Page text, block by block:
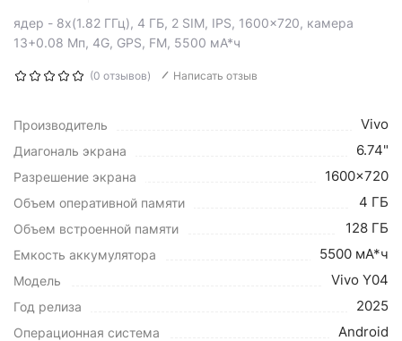
ядер - 8x(1.82 ГГц), 4 ГБ, 2 SIM, IPS, 1600x720, камера
13+0.08 Мп, 4G, GPS, FM, 5500 мА*ч
(0 отзывов) Написать отзыв
Производитель Vivo
Диагональ экрана 6.74"
Разрешение экрана 1600x720
Объем оперативной памяти 4 ГБ
Объем встроенной памяти 128 ГБ
Емкость аккумулятора 5500 мА*ч
Модель Vivo Y04
Год релиза 2025
Операционная система Android